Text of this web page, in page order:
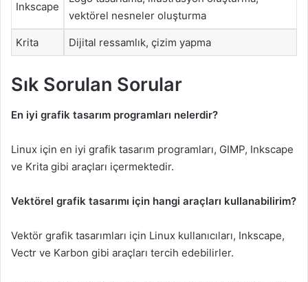
Inkscape
vektörel nesneler oluşturma
Krita Dijital ressamlık, çizim yapma
Sık Sorulan Sorular
En iyi grafik tasarım programları nelerdir?
Linux için en iyi grafik tasarım programları, GIMP, Inkscape
ve Krita gibi araçları içermektedir.
Vektörel grafik tasarımı için hangi araçları kullanabilirim?
Vektör grafik tasarımları için Linux kullanıcıları, Inkscape,
Vectr ve Karbon gibi araçları tercih edebilirler.